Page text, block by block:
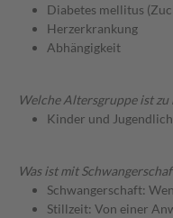
Diabetes mellitus
Herzerkrankung
Abhängigkeit
Welche Altersgruppe ist zu
Kinder und
Was ist mit
Schwangerschaft:
Stillzeit: Von einer